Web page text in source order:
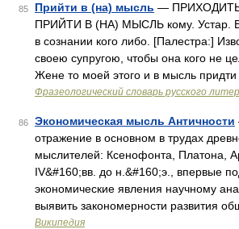
85 Прийти в (на) мысль —
ПРИЙТИ В (НА) МЫСЛЬ кому. Устар.
в сознании кого либо. [Палестра:]
своею супругою, чтобы она кого не
Жене то моей этого и в мысль
Фразеологический словарь русского
86 Экономическая мысль Античности
отражение в основном в трудах
мыслителей: Ксенофонта, Платона,
IV&#160;вв. до н.&#160;э., впервые
экономические явления научному
выявить закономерности развития
Википедия